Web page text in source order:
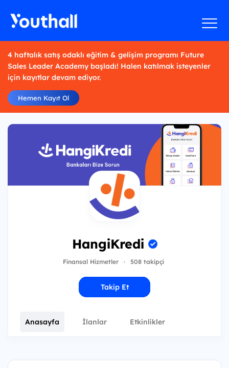
4 haftalık satış odaklı eğitim & gelişim programı Future
Sales Leader Academy başladı! Halen katılmak isteyenler
için kayıtlar devam ediyor.
Hemen Kayıt Ol
HangiKredi
Finansal Hizmetler · 508 takipçi
Takip Et
Anasayfa İlanlar Etkinlikler